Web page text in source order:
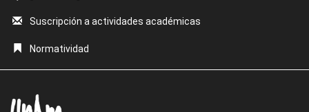
Suscripción a actividades académicas
Normatividad